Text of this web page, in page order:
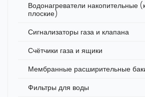
Водонагреватели накопительные
плоские)
Сигнализаторы газа и клапана
Счётчики газа и ящики
Мембранные расширительные
Фильтры для воды